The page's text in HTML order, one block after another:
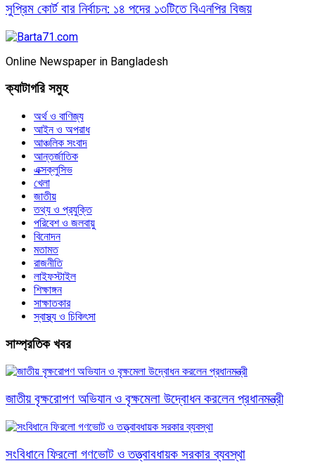
সুপ্রিম কোর্ট বার নির্বাচন: ১৪ পদের ১৩টিতে বিএনপির বিজয়
Online Newspaper in Bangladesh
ক্যাটাগরি সমুহ
অর্থ ও বাণিজ্য
আইন ও অপরাধ
আঞ্চলিক সংবাদ
আন্তর্জাতিক
এক্সক্লুসিভ
খেলা
জাতীয়
তথ্য ও প্রযুক্তি
পরিবেশ ও জলবায়ু
বিনোদন
মতামত
রাজনীতি
লাইফস্টাইল
শিক্ষাঙ্গন
সাক্ষাতকার
স্বাস্থ্য ও চিকিৎসা
সাম্প্রতিক খবর
জাতীয় বৃক্ষরোপণ অভিযান ও বৃক্ষমেলা উদ্বোধন করলেন প্রধানমন্ত্রী
সংবিধানে ফিরলো গণভোট ও তত্ত্বাবধায়ক সরকার ব্যবস্থা